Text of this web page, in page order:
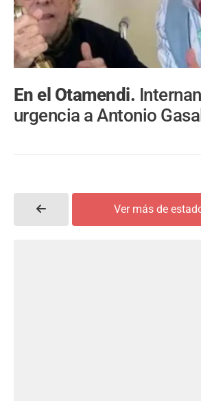
En el Otamendi.
urgencia a Antonio
Ver más de